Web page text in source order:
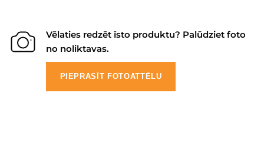
Vēlaties redzēt īsto produktu? Palūdziet foto
no noliktavas.
PIEPRASĪT FOTOATTĒLU